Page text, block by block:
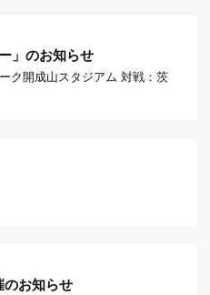
」のお知らせ
ク開成山スタジアム 対戦：茨
のお知らせ